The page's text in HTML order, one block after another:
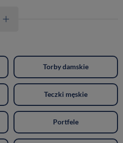
Torby damskie
Teczki męskie
Portfele